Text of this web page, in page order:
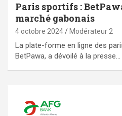
Paris sportifs :
marché gabonais
4 octobre 2024 Modérateur 2
La plate-forme en ligne des
BetPawa, a dévoilé à la presse…